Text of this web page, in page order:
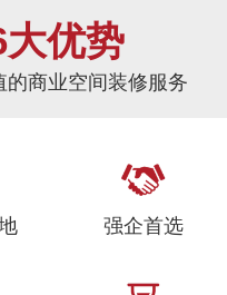
优势
商业空间装修服务
强企首选